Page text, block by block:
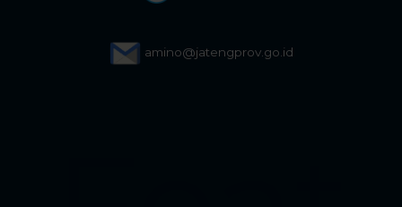
amino@jatengprov.go.id